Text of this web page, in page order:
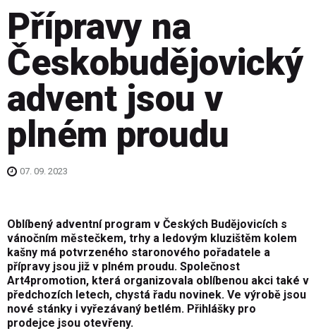
Přípravy na
Českobudějovický
advent jsou v
plném proudu
07. 09. 2023
Oblíbený adventní program v Českých Budějovicích s
vánočním městečkem, trhy a ledovým kluzištěm kolem
kašny má potvrzeného staronového pořadatele a
přípravy jsou již v plném proudu. Společnost
Art4promotion, která organizovala oblíbenou akci také v
předchozích letech, chystá řadu novinek. Ve výrobě jsou
nové stánky i vyřezávaný betlém. Přihlášky pro
prodejce jsou otevřeny.